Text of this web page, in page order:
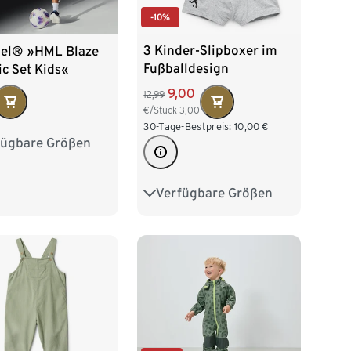
»HML Blaze
Set Kids«
Größen
116 122 128
-10%
3 Kinder-Slipboxer im
Fußballdesign
12,99 9,00
€/Stück3,00
30-Tage-Bestpreis: 10,00 €
Verfügbare Größen
98/104 110/116
158/164